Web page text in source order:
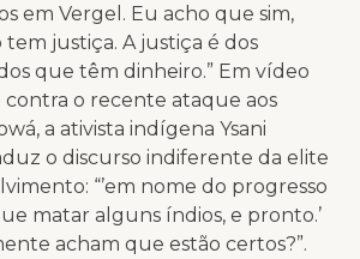
em Vergel. Eu acho que sim,
justiça. A justiça é dos
que têm dinheiro.” Em vídeo
o recente ataque aos
a ativista indígena Ysani
o discurso indiferente da elite
“’em nome do progresso
matar alguns índios, e pronto.’
acham que estão certos?”.